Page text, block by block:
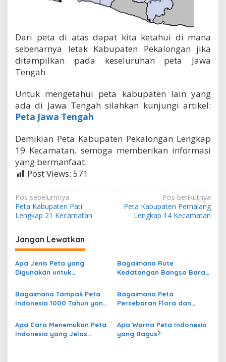
Dari peta di atas dapat kita ketahui di mana
sebenarnya letak Kabupaten Pekalongan jika
ditampilkan pada keseluruhan peta Jawa
Tengah
Untuk mengetahui peta kabupaten lain yang
ada di Jawa Tengah silahkan kunjungi artikel:
Peta Jawa Tengah
Demikian Peta Kabupaten Pekalongan Lengkap
19 Kecamatan, semoga memberikan informasi
yang bermanfaat.
Post Views: 571
N
a
i
g
a
i
o
s
Pos sebelumnya
Peta Kabupaten Pati
Lengkap 21 Kecamatan
Pos berikutnya
Peta Kabupaten Pemalang
Lengkap 14 Kecamatan
Jangan Lewatkan
Apa Jenis Peta yang
Digunakan untuk
Persebaran Curah Hujan di
Indonesia?
Bagaimana Rute
Kedatangan Bangsa Barat
Bagaimana Tampak Peta
Indonesia 1000 Tahun yang
Bagaimana Peta
Persebaran Flora dan
Apa Cara Menemukan Peta
Indonesia yang Jelas
Apa Warna Peta Indonesia
yang Bagus?